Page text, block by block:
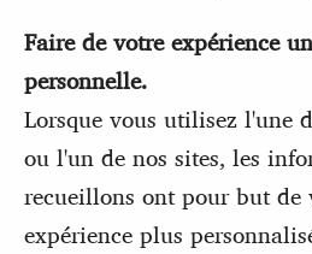
Faire de votre expérience
personnelle.
Lorsque vous utilisez l'une
ou l'un de nos sites, les
recueillons ont pour but
expérience plus